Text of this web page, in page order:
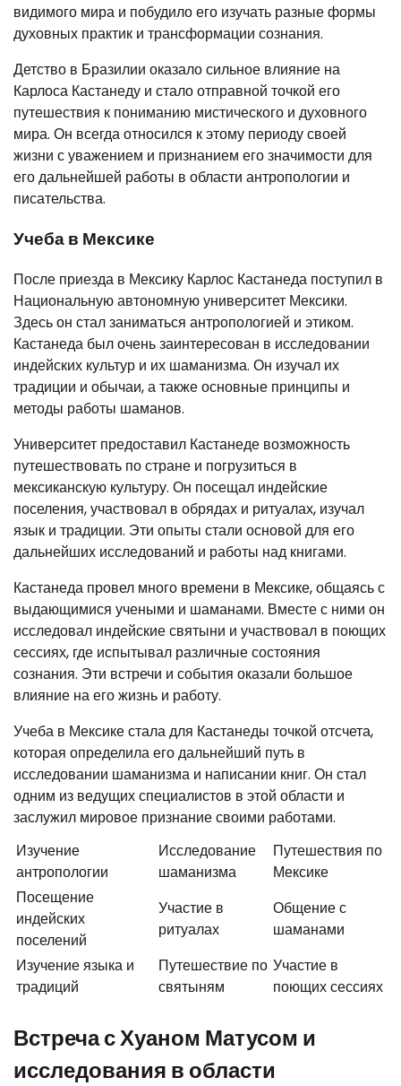
видимого мира и побудило его изучать разные формы
духовных практик и трансформации сознания.
Детство в Бразилии оказало сильное влияние на
Карлоса Кастанеду и стало отправной точкой его
путешествия к пониманию мистического и духовного
мира. Он всегда относился к этому периоду своей
жизни с уважением и признанием его значимости для
его дальнейшей работы в области антропологии и
писательства.
Учеба в Мексике
После приезда в Мексику Карлос Кастанеда поступил в
Национальную автономную университет Мексики.
Здесь он стал заниматься антропологией и этиком.
Кастанеда был очень заинтересован в исследовании
индейских культур и их шаманизма. Он изучал их
традиции и обычаи, а также основные принципы и
методы работы шаманов.
Университет предоставил Кастанеде возможность
путешествовать по стране и погрузиться в
мексиканскую культуру. Он посещал индейские
поселения, участвовал в обрядах и ритуалах, изучал
язык и традиции. Эти опыты стали основой для его
дальнейших исследований и работы над книгами.
Кастанеда провел много времени в Мексике, общаясь с
выдающимися учеными и шаманами. Вместе с ними он
исследовал индейские святыни и участвовал в поющих
сессиях, где испытывал различные состояния
сознания. Эти встречи и события оказали большое
влияние на его жизнь и работу.
Учеба в Мексике стала для Кастанеды точкой отсчета,
которая определила его дальнейший путь в
исследовании шаманизма и написании книг. Он стал
одним из ведущих специалистов в этой области и
заслужил мировое признание своими работами.
Изучение
антропологии
Исследование
шаманизма
Путешествия по
Мексике
Посещение
индейских
поселений
Участие в
ритуалах
Общение с
шаманами
Изучение языка и
традиций
Путешествие по
святыням
Участие в
поющих сессиях
Встреча с Хуаном Матусом и
исследования в области